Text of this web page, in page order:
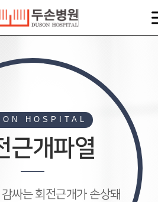
HOSPITAL
근개파열
싸는 회전근개가 손상돼